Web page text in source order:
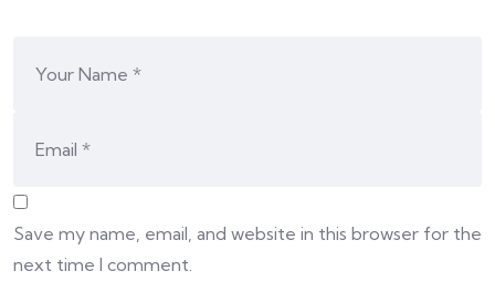
Save my name, email, and website in this browser for the
next time I comment.